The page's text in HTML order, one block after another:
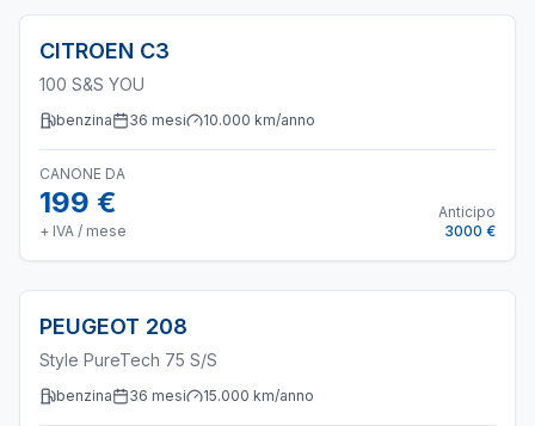
CITROEN C3
100 S&S YOU
benzina 36 mesi 10.000 km/anno
CANONE DA
199 €
+ IVA / mese
Anticipo
3000 €
PEUGEOT 208
Style PureTech 75 S/S
benzina 36 mesi 15.000 km/anno